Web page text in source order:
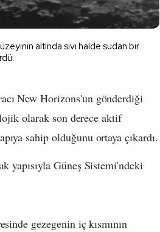
altında sıvı halde sudan bir
New Horizons'un gönderdiği
olarak son derece aktif
sahip olduğunu ortaya çıkardı.
yapısıyla Güneş Sistemi'ndeki
gezegenin iç kısmının